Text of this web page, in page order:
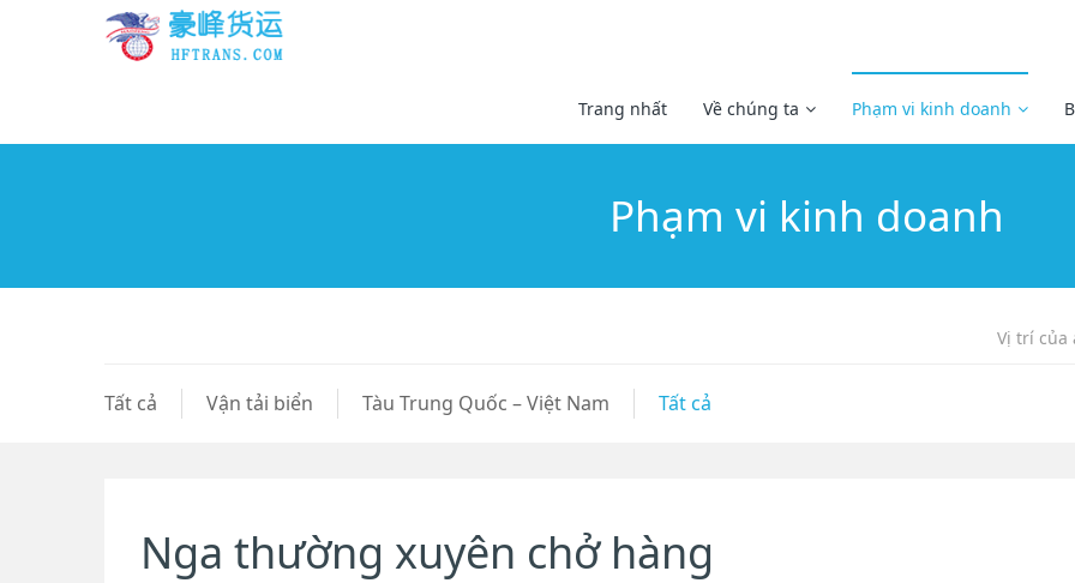
Trang nhất Về chúng ta Phạm vi kinh doanh
Phạm vi kinh doanh
Vị trí của
Tất cả Vận tải biển Tàu Trung Quốc – Việt Nam Tất cả
Nga thường xuyên chở hàng